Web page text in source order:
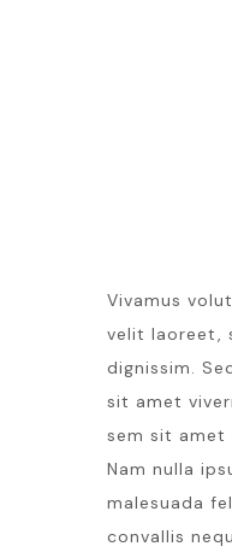
Vivamus
velit laoreet,
dignissim.
sit amet
sem sit amet
Nam nulla
malesuada
convallis